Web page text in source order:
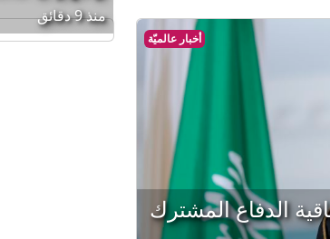
أخبار عالميّة
الدفاع المشترك
منذ 9 دقائق